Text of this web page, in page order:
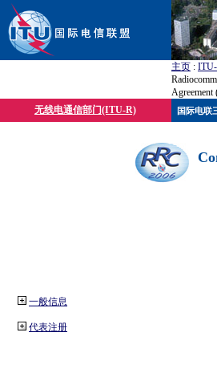
主页 :
Agreement
无线电通信部门(ITU-R)
一般信息
代表注册
国际电联